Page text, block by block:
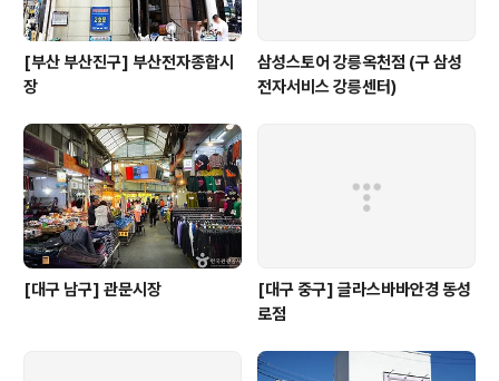
[부산 부산진구] 부산전자종합시
장
삼성스토어 강릉옥천점 (구 삼성
전자서비스 강릉센터)
[대구 남구] 관문시장
[대구 중구] 글라스바바안경 동성
로점